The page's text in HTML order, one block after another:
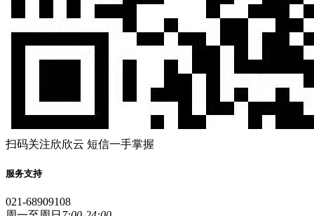
扫码关注欣欣云 短信一手掌握
服务支持
021-68909108